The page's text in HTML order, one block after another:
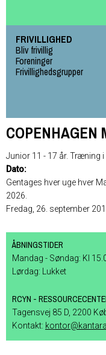
FRIVILLIGHED
Bliv frivillig
Foreninger
Frivillighedsgrupper
COPENHAGEN
Junior 11 - 17 år. Træning
Dato:
Gentages hver uge hver
2026.
Fredag, 26. september
ÅBNINGSTIDER
Mandag - Søndag: Kl
Lørdag: Lukket
RCYN -
Tagensvej 85 D, 2200
Kontakt: